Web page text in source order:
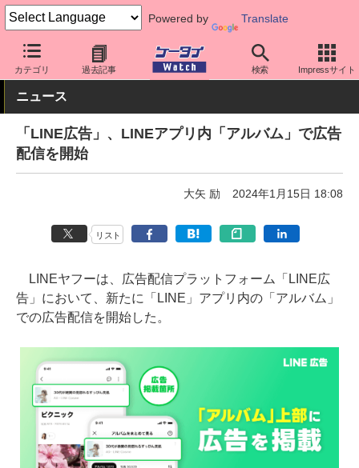
Powered by Translate
カテゴリ 過去記事 検索 Impressサイト
ケータイ Watch アプリ・サービス SNS
ニュース
「LINE広告」、LINEアプリ内「アルバム」で広告
配信を開始
大矢 励 2024年1月15日 18:08
リスト
LINEヤフーは、広告配信プラットフォーム「LINE広
告」において、新たに「LINE」アプリ内の「アルバム」
での広告配信を開始した。